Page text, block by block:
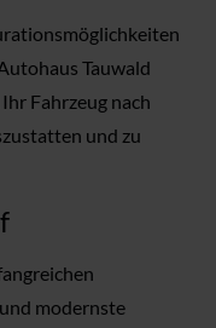
Tauwald
Fahrzeug nach
und zu
modernste